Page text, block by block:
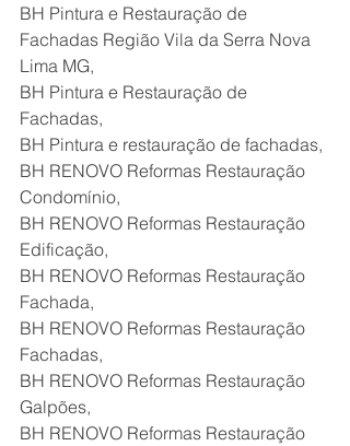
BH Pintura e Restauração de
Fachadas Região Vila da Serra Nova
Lima MG,
BH Pintura e Restauração de
Fachadas,
BH Pintura e restauração de fachadas,
BH RENOVO Reformas Restauração
Condomínio,
BH RENOVO Reformas Restauração
Edificação,
BH RENOVO Reformas Restauração
Fachada,
BH RENOVO Reformas Restauração
Fachadas,
BH RENOVO Reformas Restauração
Galpões,
BH RENOVO Reformas Restauração